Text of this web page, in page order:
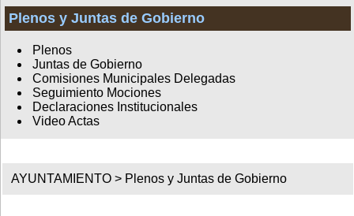
Plenos y Juntas de Gobierno
Plenos
Juntas de Gobierno
Comisiones Municipales Delegadas
Seguimiento Mociones
Declaraciones Institucionales
Video Actas
AYUNTAMIENTO > Plenos y Juntas de Gobierno